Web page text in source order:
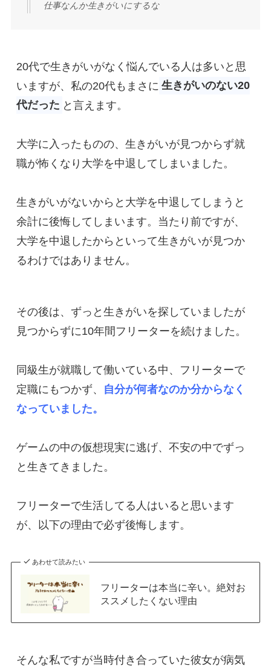
仕事なんか生きがいにするな
20代で生きがいがなく悩んでいる人は多いと思
いますが、私の20代もまさに 生きがいのない20
代だった と言えます。
大学に入ったものの、生きがいが見つからず就
職が怖くなり大学を中退してしまいました。
生きがいがないからと大学を中退してしまうと
余計に後悔してしまいます。当たり前ですが、
大学を中退したからといって生きがいが見つか
るわけではありません。
その後は、ずっと生きがいを探していましたが
見つからずに10年間フリーターを続けました。
同級生が就職して働いている中、フリーターで
定職にもつかず、
自分が何者なのか分からなく
なっていました。
ゲームの中の仮想現実に逃げ、不安の中でずっ
と生きてきました。
フリーターで生活してる人はいると思います
が、以下の理由で必ず後悔します。
あわせて読みたい
フリーターは本当に辛い。絶対お
ススメしたくない理由
そんな私ですが当時付き合っていた彼女が病気